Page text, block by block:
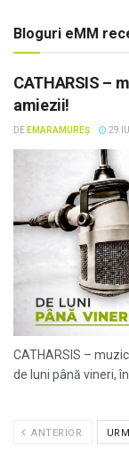
Bloguri eMM
CATHARSIS –
amiezii!
DE EMARAMUREȘ 29
CATHARSIS –
de luni până vineri,
ANTERIOR